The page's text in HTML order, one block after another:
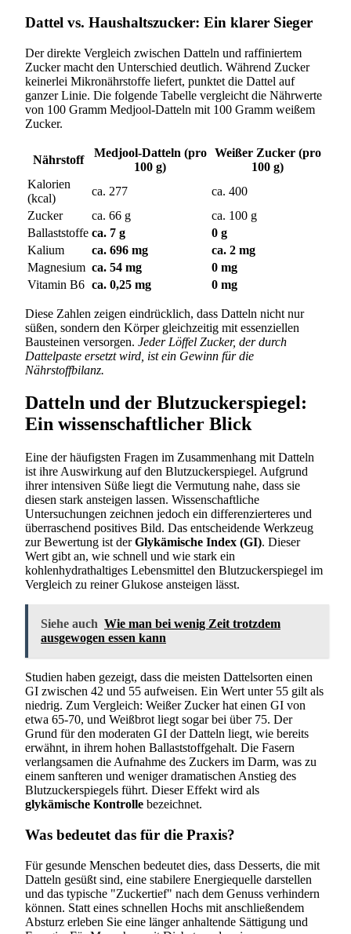
Dattel vs. Haushaltszucker: Ein klarer Sieger
Der direkte Vergleich zwischen Datteln und raffiniertem
Zucker macht den Unterschied deutlich. Während Zucker
keinerlei Mikronährstoffe liefert, punktet die Dattel auf
ganzer Linie. Die folgende Tabelle vergleicht die Nährwerte
von 100 Gramm Medjool-Datteln mit 100 Gramm weißem
Zucker.
Nährstoff
Medjool-Datteln (pro
100 g)
Weißer Zucker (pro
100 g)
Kalorien
(kcal)
ca. 277
ca. 400
Zucker
ca. 66 g
ca. 100 g
Ballaststoffe ca. 7 g
0 g
Kalium
ca. 696 mg
ca. 2 mg
Magnesium ca. 54 mg
0 mg
Vitamin B6 ca. 0,25 mg 0 mg
Diese Zahlen zeigen eindrücklich, dass Datteln nicht nur
süßen, sondern den Körper gleichzeitig mit essenziellen
Bausteinen versorgen. Jeder Löffel Zucker, der durch
Dattelpaste ersetzt wird, ist ein Gewinn für die
Nährstoffbilanz.
Datteln und der Blutzuckerspiegel:
Ein wissenschaftlicher Blick
Eine der häufigsten Fragen im Zusammenhang mit Datteln
ist ihre Auswirkung auf den Blutzuckerspiegel. Aufgrund
ihrer intensiven Süße liegt die Vermutung nahe, dass sie
diesen stark ansteigen lassen. Wissenschaftliche
Untersuchungen zeichnen jedoch ein differenzierteres und
überraschend positives Bild. Das entscheidende Werkzeug
zur Bewertung ist derGlykämische Index (GI). Dieser
Wert gibt an, wie schnell und wie stark ein
kohlenhydrathaltiges Lebensmittel den Blutzuckerspiegel im
Vergleich zu reiner Glukose ansteigen lässt.
Siehe auch Wie man bei wenig Zeit trotzdem
ausgewogen essen kann
Studien haben gezeigt, dass die meisten Dattelsorten einen
GI zwischen 42 und 55 aufweisen. Ein Wert unter 55 gilt als
niedrig. Zum Vergleich: Weißer Zucker hat einen GI von
etwa 65-70, und Weißbrot liegt sogar bei über 75. Der
Grund für den moderaten GI der Datteln liegt, wie bereits
erwähnt, in ihrem hohen Ballaststoffgehalt. Die Fasern
verlangsamen die Aufnahme des Zuckers im Darm, was zu
einem sanfteren und weniger dramatischen Anstieg des
Blutzuckerspiegels führt. Dieser Effekt wird als
glykämische Kontrolle bezeichnet.
Was bedeutet das für die Praxis?
Für gesunde Menschen bedeutet dies, dass Desserts, die mit
Datteln gesüßt sind, eine stabilere Energiequelle darstellen
und das typische "Zuckertief" nach dem Genuss verhindern
können. Statt eines schnellen Hochs mit anschließendem
Absturz erleben Sie eine länger anhaltende Sättigung und